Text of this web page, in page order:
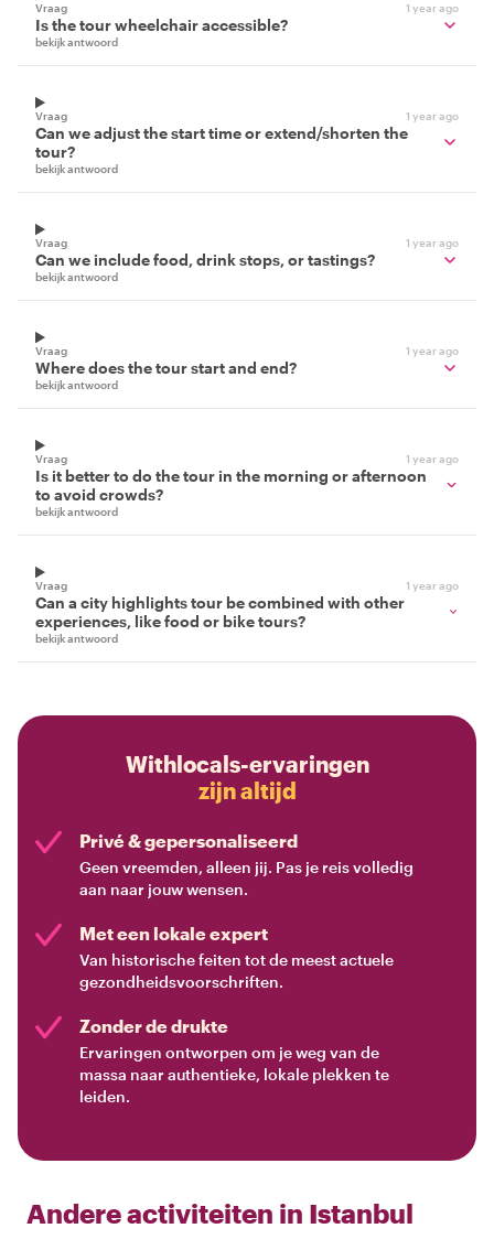
Vraag 1 year ago
Is the tour wheelchair accessible?
bekijk antwoord
Vraag 1 year ago
Can we adjust the start time or extend/shorten the
tour?
bekijk antwoord
Vraag 1 year ago
Can we include food, drink stops, or tastings?
bekijk antwoord
Vraag 1 year ago
Where does the tour start and end?
bekijk antwoord
Vraag 1 year ago
Is it better to do the tour in the morning or afternoon
to avoid crowds?
bekijk antwoord
Vraag 1 year ago
Can a city highlights tour be combined with other
experiences, like food or bike tours?
bekijk antwoord
Withlocals-ervaringen
zijn altijd
Privé & gepersonaliseerd
Geen vreemden, alleen jij. Pas je reis volledig
aan naar jouw wensen.
Met een lokale expert
Van historische feiten tot de meest actuele
gezondheidsvoorschriften.
Zonder de drukte
Ervaringen ontworpen om je weg van de
massa naar authentieke, lokale plekken te
leiden.
Andere activiteiten in Istanbul